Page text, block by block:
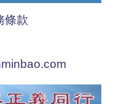
條款